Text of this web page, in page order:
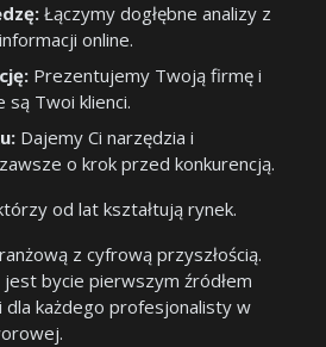
Łączymy dogłębne analizy z
online.
Prezentujemy Twoją firmę i
Twoi klienci.
Dajemy Ci narzędzia i
o krok przed konkurencją.
od lat kształtują rynek.
z cyfrową przyszłością.
bycie pierwszym źródłem
dla każdego profesjonalisty w